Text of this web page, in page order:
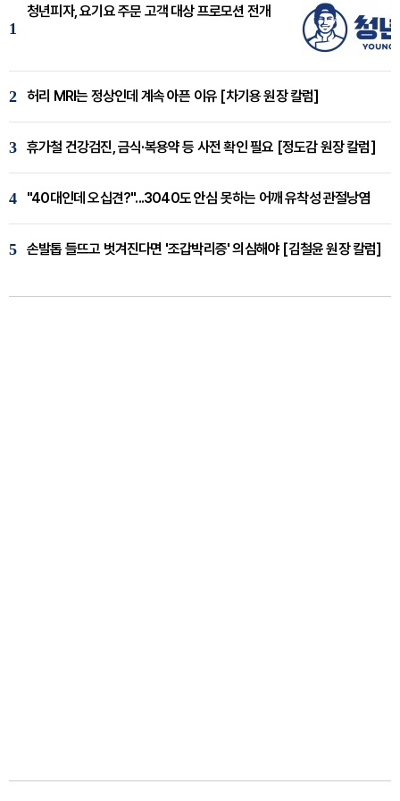
1
청년피자, 요기요 주문 고객 대상 프로모션 전개
2 허리 MRI는 정상인데 계속 아픈 이유 [차기용 원장 칼럼]
3 휴가철 건강검진, 금식·복용약 등 사전 확인 필요 [정도감 원장 칼럼]
4 "40대인데 오십견?"...3040도 안심 못하는 어깨 유착성 관절낭염
5 손발톱 들뜨고 벗겨진다면 '조갑박리증' 의심해야 [김철윤 원장 칼럼]